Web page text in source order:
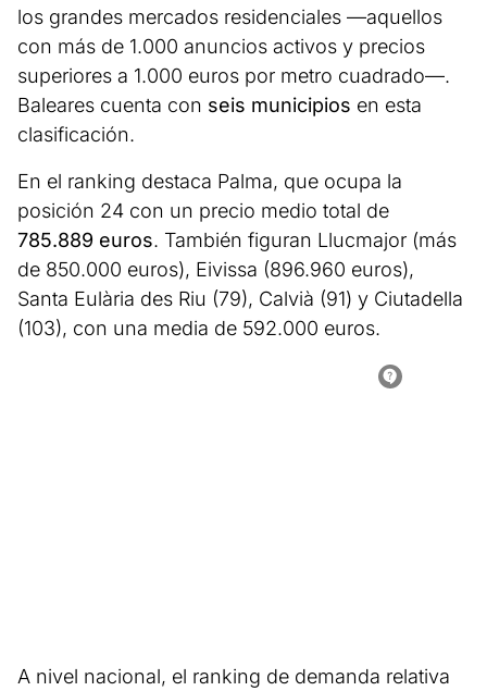
los grandes mercados residenciales —aquellos
con más de 1.000 anuncios activos y precios
superiores a 1.000 euros por metro cuadrado—.
Baleares cuenta con seis municipios en esta
clasificación.
En el ranking destaca Palma, que ocupa la
posición 24 con un precio medio total de
785.889 euros. También figuran Llucmajor (más
de 850.000 euros), Eivissa (896.960 euros),
Santa Eulària des Riu (79), Calvià (91) y Ciutadella
(103), con una media de 592.000 euros.
A nivel nacional, el ranking de demanda relativa